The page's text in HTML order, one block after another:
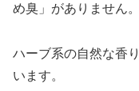
め臭」がありません。
ハーブ系の自然な香
います。